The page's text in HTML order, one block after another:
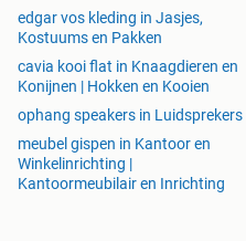
edgar vos kleding in Jasjes,
Kostuums en Pakken
cavia kooi flat in Knaagdieren en
Konijnen | Hokken en Kooien
ophang speakers in Luidsprekers
meubel gispen in Kantoor en
Winkelinrichting |
Kantoormeubilair en Inrichting